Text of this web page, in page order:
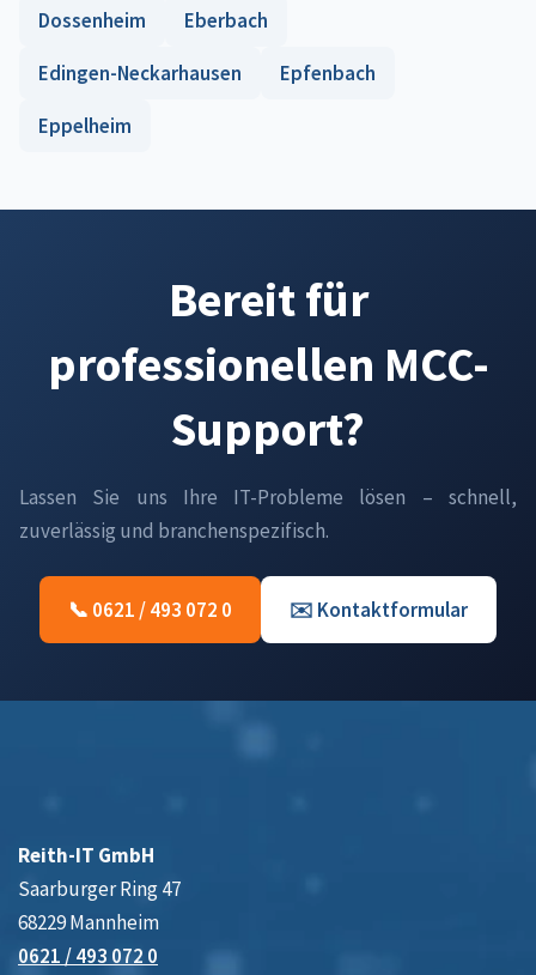
Dossenheim
Eberbach
Edingen-Neckarhausen
Epfenbach
Eppelheim
Bereit für
professionellen MCC-
Support?
Lassen Sie uns Ihre IT-Probleme lösen – schnell,
zuverlässig und branchenspezifisch.
📞 0621 / 493 072 0 ✉️ Kontaktformular
Reith-IT GmbH
Saarburger Ring 47
68229 Mannheim
0621 / 493 072 0